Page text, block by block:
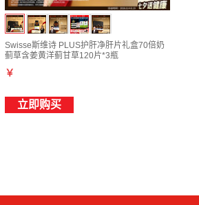
Swisse斯维诗 PLUS护肝净肝片礼盒70倍奶
蓟草含姜黄洋蓟甘草120片*3瓶
￥
立即购买